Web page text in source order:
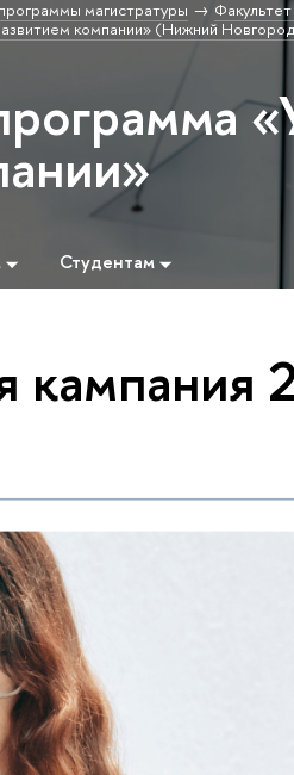
магистратуры
компании» (Нижний
Студентам
кампания